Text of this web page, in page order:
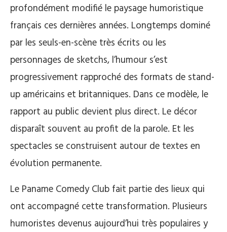
profondément modifié le paysage humoristique
français ces dernières années. Longtemps dominé
par les seuls-en-scène très écrits ou les
personnages de sketchs, l’humour s’est
progressivement rapproché des formats de stand-
up américains et britanniques. Dans ce modèle, le
rapport au public devient plus direct. Le décor
disparaît souvent au profit de la parole. Et les
spectacles se construisent autour de textes en
évolution permanente.
Le Paname Comedy Club fait partie des lieux qui
ont accompagné cette transformation. Plusieurs
humoristes devenus aujourd’hui très populaires y